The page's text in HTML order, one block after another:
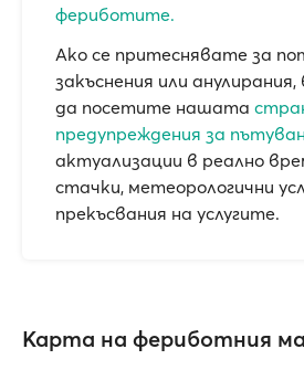
фериботите.
Ако се притеснявате за
закъснения или
да посетите нашата
предупреждения за
актуализации в реално
стачки, метеорологични
прекъсвания на услугите.
Карта на фериботния